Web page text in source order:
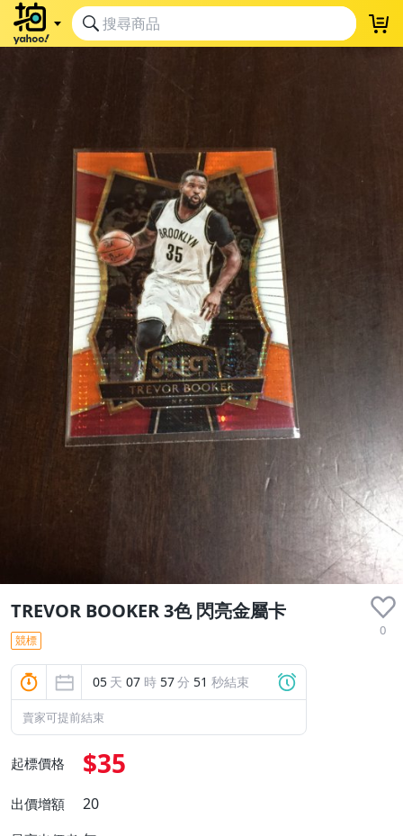
TREVOR BOOKER 3色 閃亮金屬卡
0
競標
05 天 07 時 57分 51 秒結束
賣家可提前結束
起標價格 $35
出價增額 20